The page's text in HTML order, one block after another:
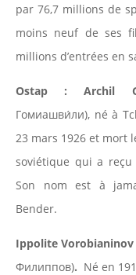
par 76,7 millions de
moins neuf de ses
millions d’entrées en
Ostap : Archil
Гомиашви́ли), né à
23 mars 1926 et mort
soviétique qui a reçu
Son nom est à
Bender.
Ippolite Vorobianinov
Филиппов). Né en